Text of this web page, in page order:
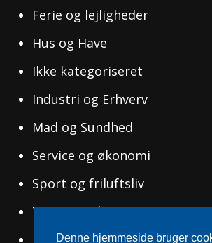
Ferie og lejligheder
Hus og Have
Ikke kategoriseret
Industri og Erhverv
Mad og Sundhed
Service og økonomi
Sport og friluftsliv
Tøj og Mode
Uddannelse og Ledelse
Denne hjemmeside bruger